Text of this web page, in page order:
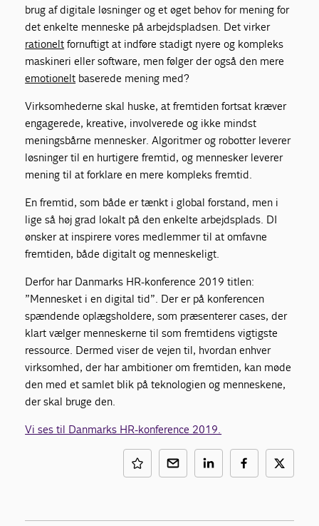
brug af digitale løsninger og et øget behov for mening for
det enkelte menneske på arbejdspladsen. Det virker
rationelt fornuftigt at indføre stadigt nyere og kompleks
maskineri eller software, men følger der også den mere
emotionelt baserede mening med?
Virksomhederne skal huske, at fremtiden fortsat kræver
engagerede, kreative, involverede og ikke mindst
meningsbårne mennesker. Algoritmer og robotter leverer
løsninger til en hurtigere fremtid, og mennesker leverer
mening til at forklare en mere kompleks fremtid.
En fremtid, som både er tænkt i global forstand, men i
lige så høj grad lokalt på den enkelte arbejdsplads. DI
ønsker at inspirere vores medlemmer til at omfavne
fremtiden, både digitalt og menneskeligt.
Derfor har Danmarks HR-konference 2019 titlen:
”Mennesket i en digital tid”. Der er på konferencen
spændende oplægsholdere, som præsenterer cases, der
klart vælger menneskerne til som fremtidens vigtigste
ressource. Dermed viser de vejen til, hvordan enhver
virksomhed, der har ambitioner om fremtiden, kan møde
den med et samlet blik på teknologien og menneskene,
der skal bruge den.
Vi ses til Danmarks HR-konference 2019.